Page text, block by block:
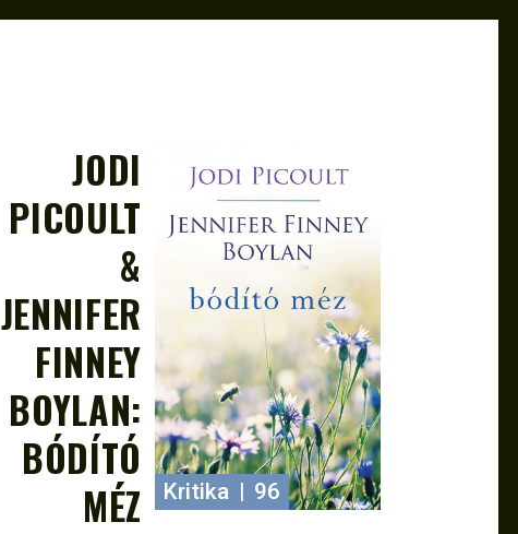
JAN 19, 2024
Kritika | 96
JODI
PICOULT
&
JENNIFER
FINNEY
BOYLAN:
BÓDÍTÓ
MÉZ